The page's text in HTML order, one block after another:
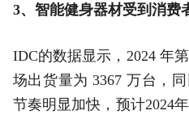
3、智能健身器材受到消费
IDC的数据显示，2024 年
场出货量为 3367 万台，
节奏明显加快，预计2024